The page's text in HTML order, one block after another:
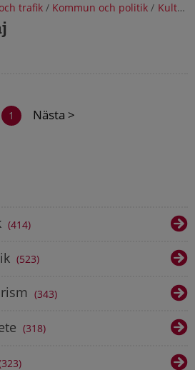
trafik/ Kommun och politik / Kultur, fritid och turism
1 Nästa >
414
523
343
318
323